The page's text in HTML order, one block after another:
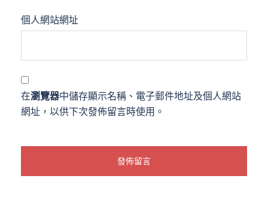
個人網站網址
在瀏覽器中儲存顯示名稱、電子郵件地址及個人網站
網址，以供下次發佈留言時使用。